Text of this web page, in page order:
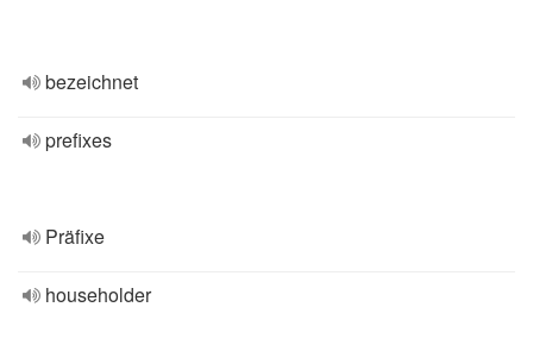
bezeichnet
prefixes
Präfixe
householder